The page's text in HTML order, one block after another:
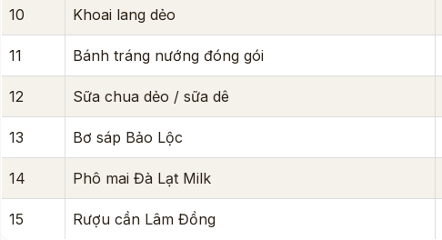
10 Khoai lang dẻo
11 Bánh tráng nướng đóng gói
12 Sữa chua dẻo / sữa dê
13 Bơ sáp Bảo Lộc
14 Phô mai Đà Lạt Milk
15 Rượu cần Lâm Đồng